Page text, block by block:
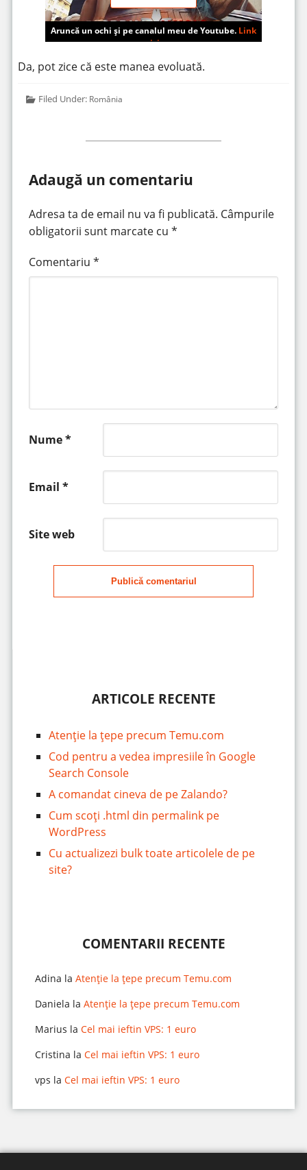
Aruncă un ochi și pe canalul meu de Youtube. Link
aici.
Da, pot zice că este manea evoluată.
Filed Under: România
Adaugă un comentariu
Adresa ta de email nu va fi publicată. Câmpurile
obligatorii sunt marcate cu *
Comentariu *
Nume*
Email *
Site web
Publică comentariul
ARTICOLE RECENTE
Atenție la țepe precum Temu.com
Cod pentru a vedea impresiile în Google
Search Console
A comandat cineva de pe Zalando?
Cum scoți .html din permalink pe
WordPress
Cu actualizezi bulk toate articolele de pe
site?
COMENTARII RECENTE
Adina la Atenție la țepe precum Temu.com
Daniela la Atenție la țepe precum Temu.com
Marius la Cel mai ieftin VPS: 1 euro
Cristina la Cel mai ieftin VPS: 1 euro
vps la Cel mai ieftin VPS: 1 euro